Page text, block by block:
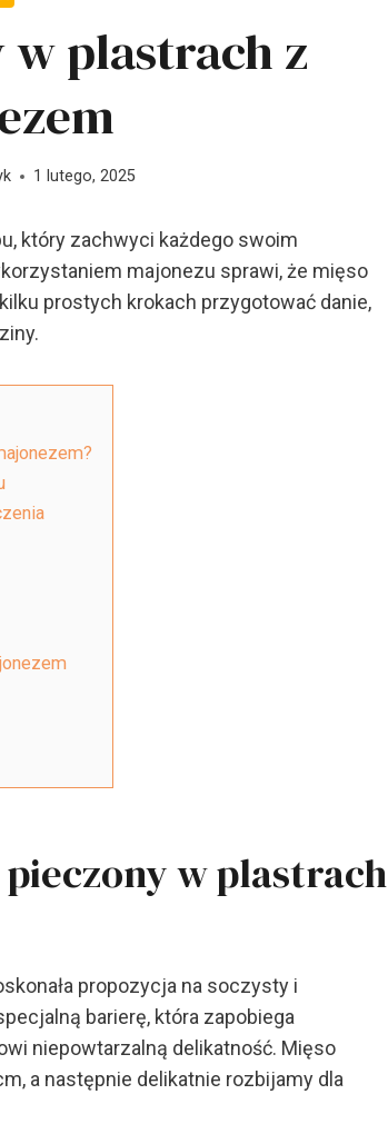
w plastrach z
1 lutego, 2025
który zachwyci każdego swoim
majonezu sprawi, że mięso
prostych krokach przygotować danie,
w plastrach
propozycja na soczysty i
barierę, która zapobiega
niepowtarzalną delikatność. Mięso
a następnie delikatnie rozbijamy dla